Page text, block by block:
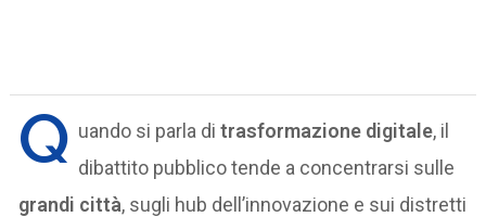
Q uando si parla ditrasformazione digitale, il
dibattito pubblico tende a concentrarsi sulle
grandi città, sugli hub dell’innovazione e sui distretti